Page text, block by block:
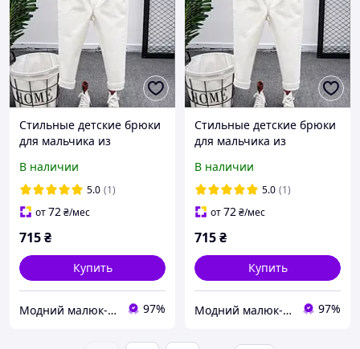
Стильные детские брюки
для мальчика из
эластаном, зауженные
книзу, на резинке с
карманами и ремнем 100
В наличии
5.0 (1)
от72₴/мес
715₴
Купить
Модний малюк-інтернет магазин диячого одягу 97%
Стильные детские брюки
для мальчика из
эластаном, зауженные
книзу, на резинке с
карманами и ремнем 110
В наличии
5.0 (1)
от72₴/мес
715₴
Купить
Модний малюк-інтернет магазин диячого одягу 97%